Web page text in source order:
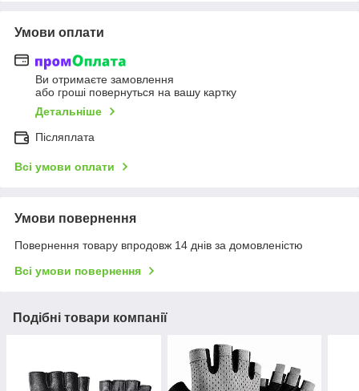
Умови оплати
Ви отримаєте замовлення
або гроші повернуться на вашу картку
Детальніше
Післяплата
Всі умови оплати
Умови повернення
Повернення товару впродовж 14 днів за домовленістю
Всі умови повернення
Подібні товари компанії